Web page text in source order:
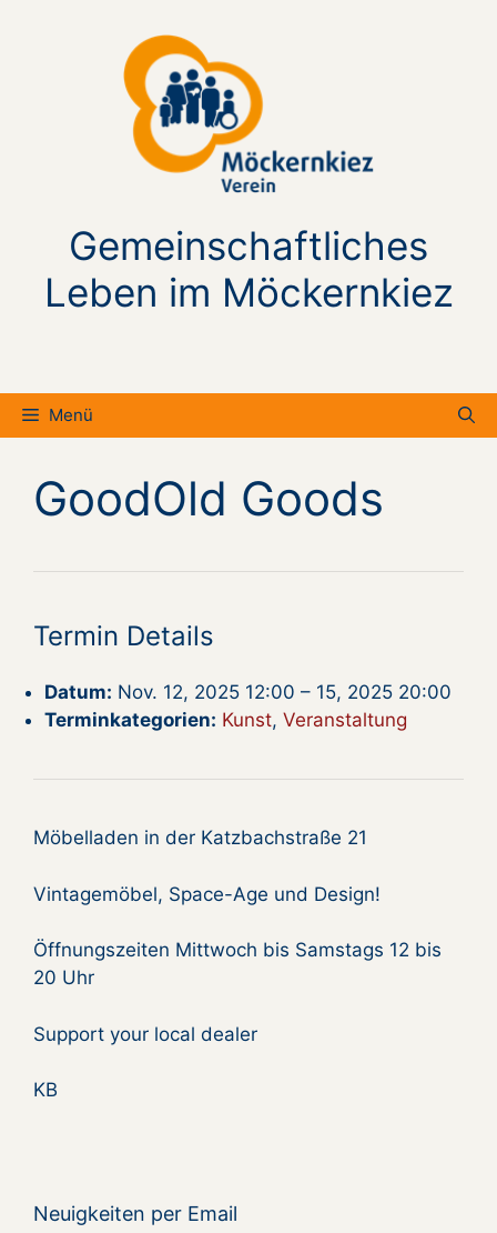
Gemeinschaftliches
Leben im Möckernkiez
Menü
GoodOld Goods
Termin Details
Datum: Nov. 12, 2025 12:00 – 15, 2025 20:00
Terminkategorien: Kunst, Veranstaltung
Möbelladen in der Katzbachstraße 21
Vintagemöbel, Space-Age und Design!
Öffnungszeiten Mittwoch bis Samstags 12 bis
20 Uhr
Support your local dealer
KB
Neuigkeiten per Email